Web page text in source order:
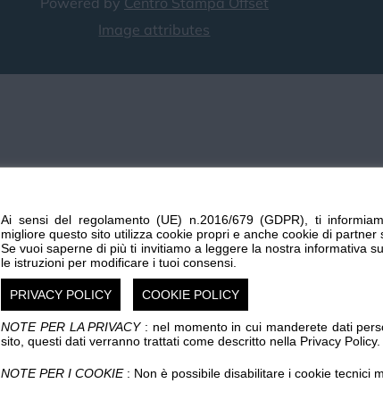
Ai sensi del regolamento (UE) n.2016/679 (GDPR), ti
migliore questo sito utilizza cookie propri e anche cookie di partner
Se vuoi saperne di più ti invitiamo a leggere la nostra informativa
le istruzioni per modificare i tuoi consensi.
PRIVACY POLICY COOKIE POLICY
NOTE PER LA PRIVACY: nel momento in cui manderete dati
sito, questi dati verranno trattati come descritto nella Privacy Policy.
NOTE PER I COOKIE: Non è possibile disabilitare i cookie tecnici
Chi siamoPrivacy e Cookie
Image attributes